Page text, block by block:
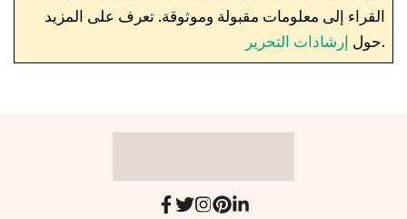
القراء إلى معلومات مقبولة وموثوقة. تعرف على المزيد
حول إرشادات التحرير .